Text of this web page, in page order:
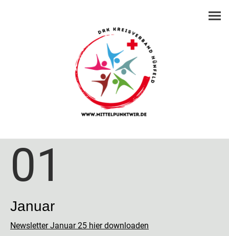
01
Januar
Newsletter Januar 25 hier downloaden